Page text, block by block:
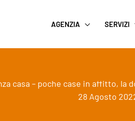
AGENZIA SERVIZI
casa – poche case in affitto, la
28 Agosto